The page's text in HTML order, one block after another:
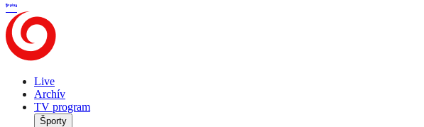
Live
Archív
TV program
Športy